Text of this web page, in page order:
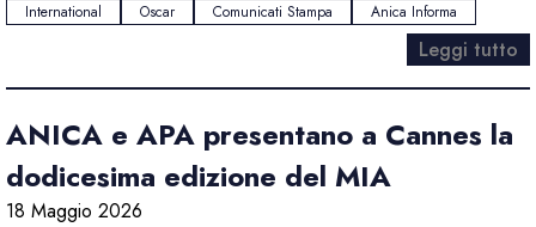
International Oscar Comunicati Stampa Anica Informa
Leggi tutto
ANICA e APA presentano a Cannes la
dodicesima edizione del MIA
18 Maggio 2026